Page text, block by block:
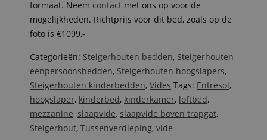
formaat. Neem contact met ons op voor de
mogelijkheden. Richtprijs voor dit bed, zoals op de
foto is €1099,-
Categorieën: Steigerhouten bedden, Steigerhouten
eenpersoonsbedden, Steigerhouten hoogslapers,
Steigerhouten kinderbedden, Vides Tags: Entresol,
hoogslaper, kinderbed, kinderkamer, loftbed,
mezzanine, slaapvide, slaapvide boven trapgat,
Steigerhout, Tussenverdieping, vide